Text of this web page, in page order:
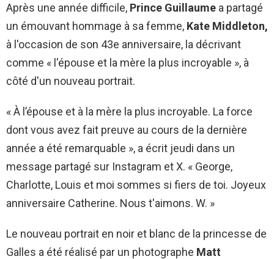
Après une année difficile, Prince Guillaume a partagé
un émouvant hommage à sa femme, Kate Middleton,
à l'occasion de son 43e anniversaire, la décrivant
comme « l'épouse et la mère la plus incroyable », à
côté d'un nouveau portrait.
« À l’épouse et à la mère la plus incroyable. La force
dont vous avez fait preuve au cours de la dernière
année a été remarquable », a écrit jeudi dans un
message partagé sur Instagram et X. « George,
Charlotte, Louis et moi sommes si fiers de toi. Joyeux
anniversaire Catherine. Nous t'aimons. W. »
Le nouveau portrait en noir et blanc de la princesse de
Galles a été réalisé par un photographe Matt